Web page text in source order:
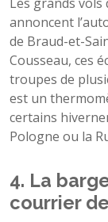
annoncent
de Braud-et-
Cousseau, ces
troupes de
est un
certains
Pologne ou la
4. La
courrier